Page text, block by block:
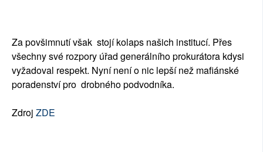
Za povšimnutí však stojí kolaps našich institucí. Přes
všechny své rozpory úřad generálního prokurátora kdysi
vyžadoval respekt. Nyní není o nic lepší než mafiánské
poradenství pro drobného podvodníka.
Zdroj ZDE